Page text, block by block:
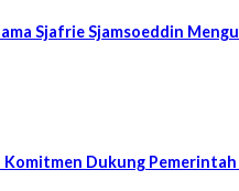
Sjafrie Sjamsoeddin
Komitmen Dukung